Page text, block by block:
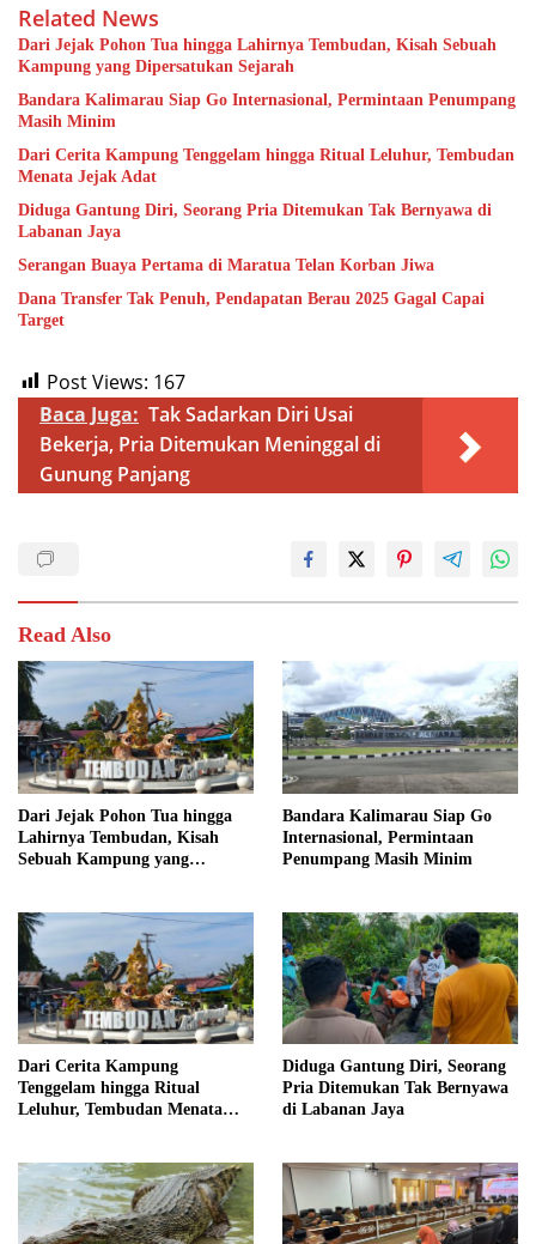
Related News
Dari Jejak Pohon Tua hingga Lahirnya Tembudan, Kisah Sebuah
Kampung yang Dipersatukan Sejarah
Bandara Kalimarau Siap Go Internasional, Permintaan Penumpang
Masih Minim
Dari Cerita Kampung Tenggelam hingga Ritual Leluhur, Tembudan
Menata Jejak Adat
Diduga Gantung Diri, Seorang Pria Ditemukan Tak Bernyawa di
Labanan Jaya
Serangan Buaya Pertama di Maratua Telan Korban Jiwa
Dana Transfer Tak Penuh, Pendapatan Berau 2025 Gagal Capai
Target
Post Views: 167
Baca Juga: Tak Sadarkan Diri Usai
Bekerja, Pria Ditemukan Meninggal di
Gunung Panjang
Read Also
Dari Jejak Pohon Tua hingga
Lahirnya Tembudan, Kisah
Sebuah Kampung yang
Bandara Kalimarau Siap Go
Internasional, Permintaan
Penumpang Masih Minim
Dari Cerita Kampung
Tenggelam hingga Ritual
Leluhur, Tembudan Menata
Diduga Gantung Diri, Seorang
Pria Ditemukan Tak Bernyawa
di Labanan Jaya